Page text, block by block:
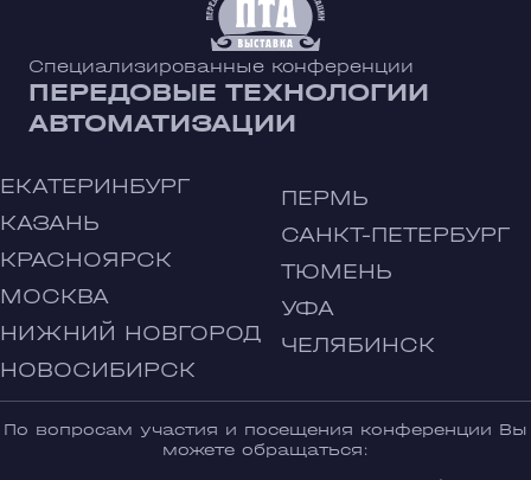
Специализированные конференции
ПЕРЕДОВЫЕ ТЕХНОЛОГИИ
АВТОМАТИЗАЦИИ
ЕКАТЕРИНБУРГ
КАЗАНЬ
КРАСНОЯРСК
МОСКВА
НИЖНИЙ НОВГОРОД
НОВОСИБИРСК
ПЕРМЬ
САНКТ-ПЕТЕРБУРГ
ТЮМЕНЬ
УФА
ЧЕЛЯБИНСК
По вопросам участия и посещения конференции Вы
можете обращаться: